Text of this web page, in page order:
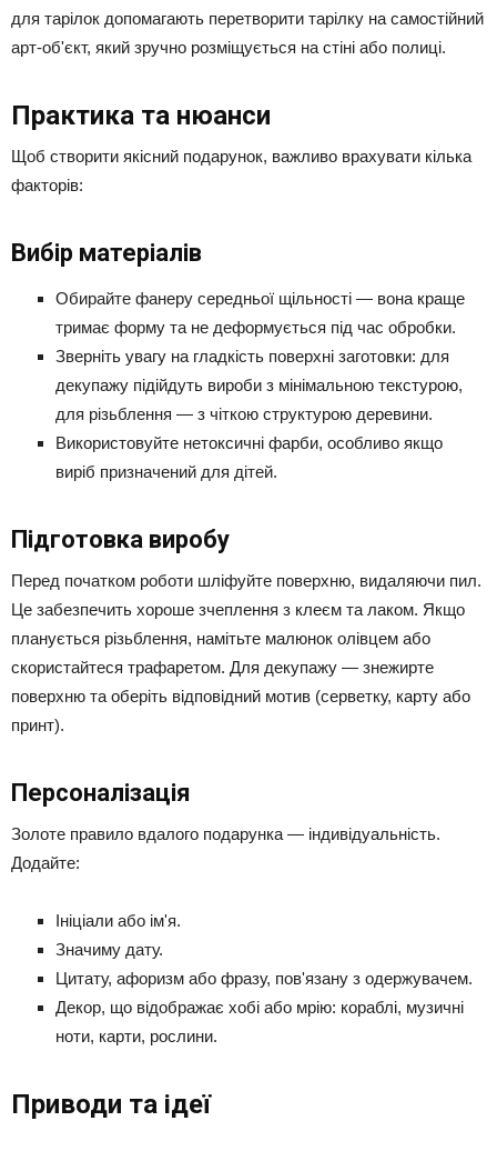
для тарілок допомагають перетворити тарілку на самостійний
арт-об'єкт, який зручно розміщується на стіні або полиці.
Практика та нюанси
Щоб створити якісний подарунок, важливо врахувати кілька
факторів:
Вибір матеріалів
Обирайте фанеру середньої щільності — вона краще
тримає форму та не деформується під час обробки.
Зверніть увагу на гладкість поверхні заготовки: для
декупажу підійдуть вироби з мінімальною текстурою,
для різьблення — з чіткою структурою деревини.
Використовуйте нетоксичні фарби, особливо якщо
виріб призначений для дітей.
Підготовка виробу
Перед початком роботи шліфуйте поверхню, видаляючи пил.
Це забезпечить хороше зчеплення з клеєм та лаком. Якщо
планується різьблення, намітьте малюнок олівцем або
скористайтеся трафаретом. Для декупажу — знежирте
поверхню та оберіть відповідний мотив (серветку, карту або
принт).
Персоналізація
Золоте правило вдалого подарунка — індивідуальність.
Додайте:
Ініціали або ім'я.
Значиму дату.
Цитату, афоризм або фразу, пов'язану з одержувачем.
Декор, що відображає хобі або мрію: кораблі, музичні
ноти, карти, рослини.
Приводи та ідеї